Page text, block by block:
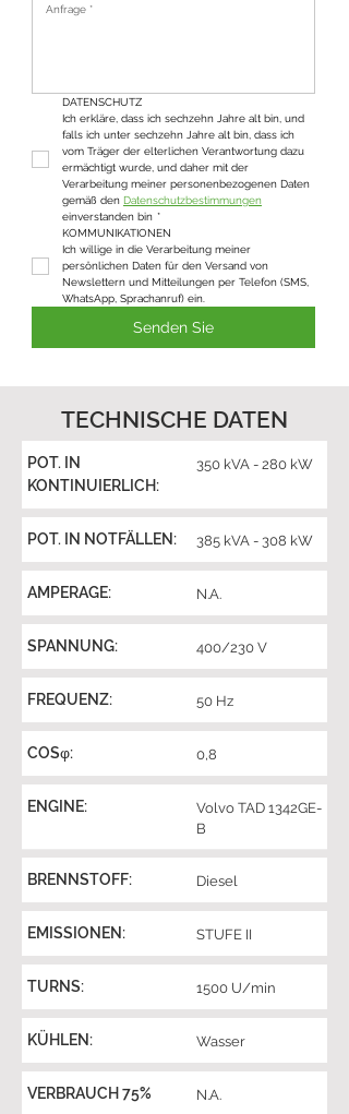
DATENSCHUTZ
Ich erkläre, dass ich sechzehn Jahre alt bin, und
falls ich unter sechzehn Jahre alt bin, dass ich
vom Träger der elterlichen Verantwortung dazu
ermächtigt wurde, und daher mit der
Verarbeitung meiner personenbezogenen Daten
gemäß den Datenschutzbestimmungen
einverstanden bin *
KOMMUNIKATIONEN
Ich willige in die Verarbeitung meiner
persönlichen Daten für den Versand von
Newslettern und Mitteilungen per Telefon (SMS,
WhatsApp, Sprachanruf) ein.
Senden Sie
TECHNISCHE DATEN
POT. IN
KONTINUIERLICH:
350 kVA - 280 kW
POT. IN NOTFÄLLEN: 385 kVA - 308 kW
AMPERAGE: N.A.
SPANNUNG: 400/230 V
FREQUENZ: 50 Hz
COSφ: 0,8
ENGINE:
Volvo TAD 1342GE-
B
BRENNSTOFF: Diesel
EMISSIONEN: STUFE II
TURNS: 1500 U/min
KÜHLEN: Wasser
VERBRAUCH 75% N.A.